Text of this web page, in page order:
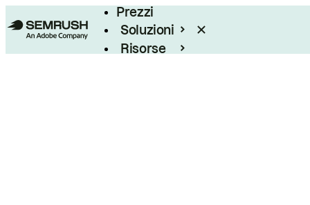
Prezzi
Soluzioni
Risorse